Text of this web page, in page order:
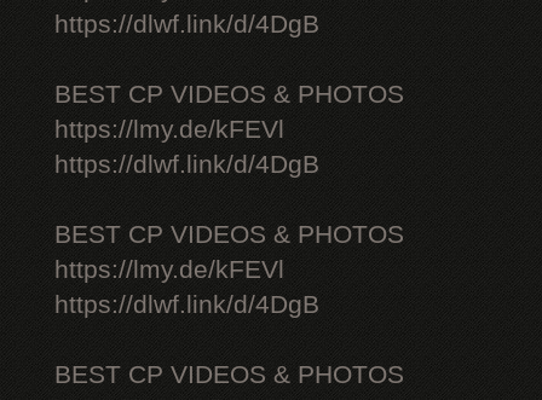
https://dlwf.link/d/4DgB
BEST CP VIDEOS & PHOTOS
https://lmy.de/kFEVl
https://dlwf.link/d/4DgB
BEST CP VIDEOS & PHOTOS
https://lmy.de/kFEVl
https://dlwf.link/d/4DgB
BEST CP VIDEOS & PHOTOS